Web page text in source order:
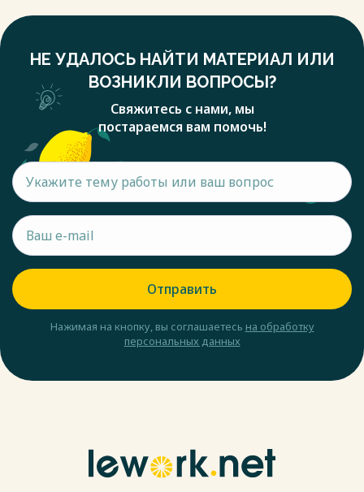
НЕ УДАЛОСЬ НАЙТИ МАТЕРИАЛ ИЛИ
ВОЗНИКЛИ ВОПРОСЫ?
Свяжитесь с нами, мы
постараемся вам помочь!
Отправить
Нажимая на кнопку, вы соглашаетесь на обработку
персональных данных